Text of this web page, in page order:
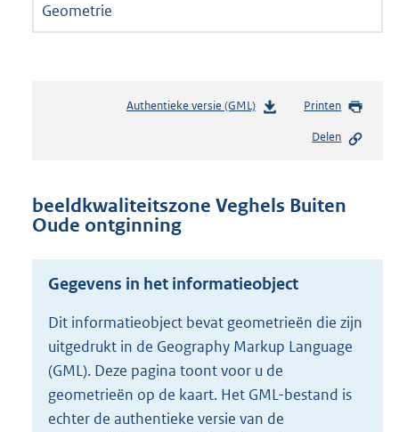
Geometrie
Authentieke versie (GML)b
n
o
t
t
e
:
9
K
Printen
Delen
beeldkwaliteitszone Veghels Buiten
Oude ontginning
Gegevens in het informatieobject
Dit informatieobject bevat geometrieën die zijn
uitgedrukt in de Geography Markup Language
(GML). Deze pagina toont voor u de
geometrieën op de kaart. Het GML-bestand is
echter de authentieke versie van de